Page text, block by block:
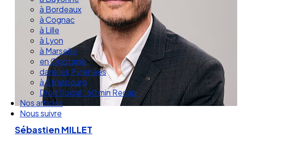
à Cognac
à Lille
à Lyon
à Marseille
en Occitanie
dans les Pyrénées
à Strasbourg
Droit Social : 60 min Recap’
Nos articles
Nous suivre
Sébastien MILLET